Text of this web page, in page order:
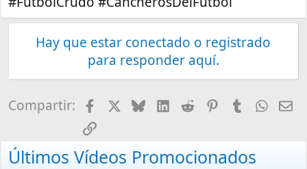
Hay que estar conectado o registrado
para responder aquí.
Compartir: FacebookBlueskyLinkedInRedditPinterestTumblr
Enlace
Últimos Vídeos Promocionados